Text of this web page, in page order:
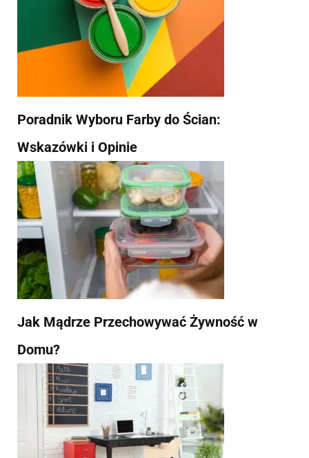
Poradnik Wyboru Farby do Ścian:
Wskazówki i Opinie
Jak Mądrze Przechowywać Żywność w
Domu?